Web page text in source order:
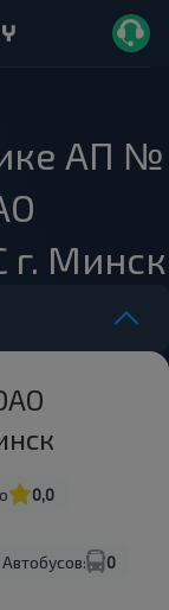
АП №
Минск
0,0
Автобусов:
0